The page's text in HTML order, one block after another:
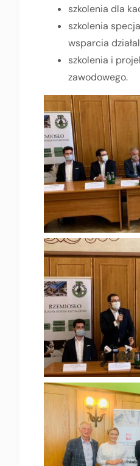
szkolenia dla
szkolenia
wsparcia
szkolenia i
zawodowego.